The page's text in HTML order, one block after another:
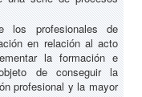
los profesionales de
en relación al acto
la formación e
de conseguir la
profesional y la mayor